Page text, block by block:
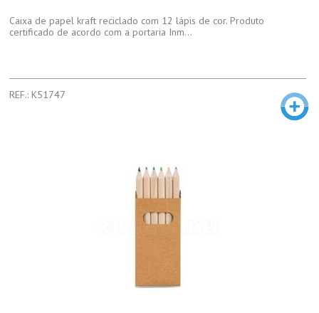
Caixa de papel kraft reciclado com 12 lápis de cor. Produto
certificado de acordo com a portaria Inm...
REF.: K51747